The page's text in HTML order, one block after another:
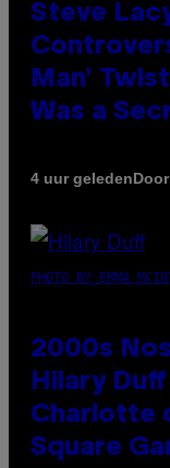
Steve
Man’
Was a
4 uur geledenDoor
PHOTO BY EMMA
2000s
Hilary
Charlotte
Square